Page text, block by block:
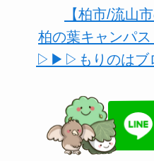
【柏市/流山
柏の葉キャンパ
▷▶︎▷もりのはブ